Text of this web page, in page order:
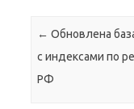
Навигация по
← Обновлена
с индексами по
РФ